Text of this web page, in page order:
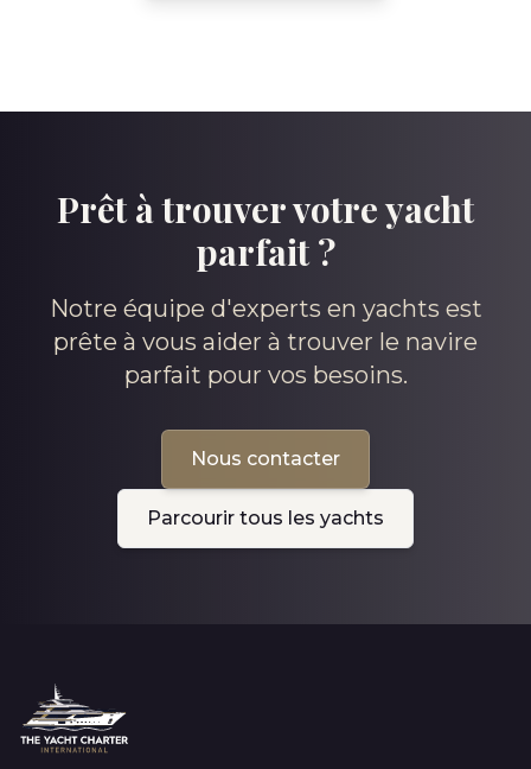
Prêt à trouver votre yacht
parfait ?
Notre équipe d'experts en yachts est
prête à vous aider à trouver le navire
parfait pour vos besoins.
Nous contacter
Parcourir tous les yachts